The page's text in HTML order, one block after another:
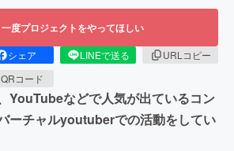
一度プロジェクトをやってほしい
シェア LINEで送る
URLコピー
QRコード
YouTubeなどで人気が出ているコン
ーチャルyoutuberでの活動をしてい